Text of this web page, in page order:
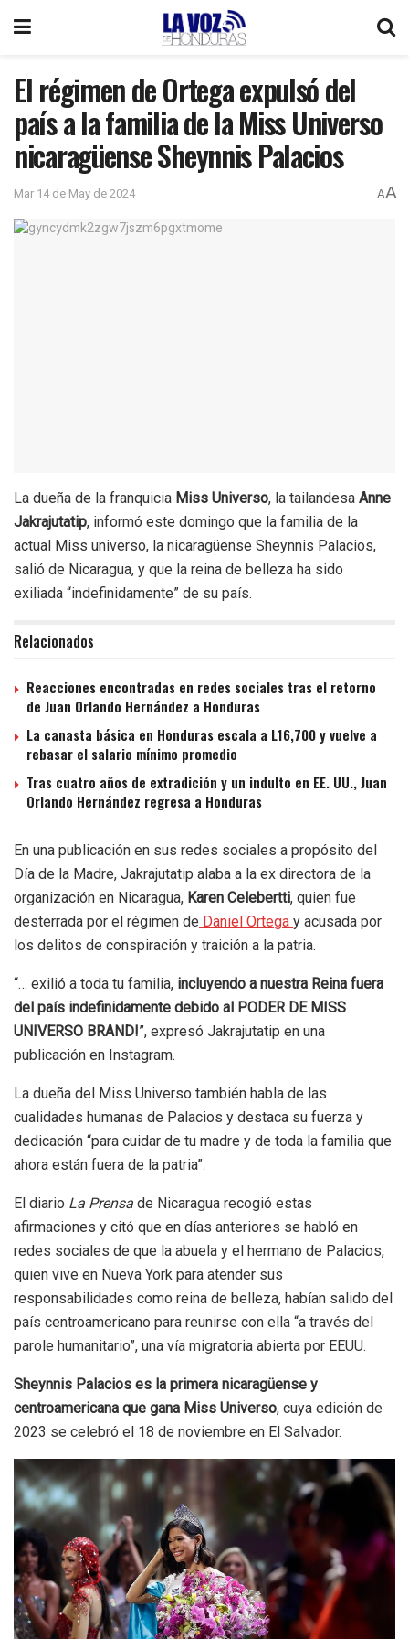
El régimen de Ortega expulsó del
país a la familia de la Miss Universo
nicaragüense Sheynnis Palacios
Mar 14 de May de 2024 AA
La dueña de la franquicia Miss Universo, la tailandesa Anne
Jakrajutatip, informó este domingo que la familia de la
actual Miss universo, la nicaragüense Sheynnis Palacios,
salió de Nicaragua, y que la reina de belleza ha sido
exiliada “indefinidamente” de su país.
Relacionados
Reacciones encontradas en redes sociales tras el retorno
de Juan Orlando Hernández a Honduras
La canasta básica en Honduras escala a L16,700 y vuelve a
rebasar el salario mínimo promedio
Tras cuatro años de extradición y un indulto en EE. UU., Juan
Orlando Hernández regresa a Honduras
En una publicación en sus redes sociales a propósito del
Día de la Madre, Jakrajutatip alaba a la ex directora de la
organización en Nicaragua, Karen Celebertti, quien fue
desterrada por el régimen de Daniel Ortega y acusada por
los delitos de conspiración y traición a la patria.
“… exilió a toda tu familia, incluyendo a nuestra Reina fuera
del país indefinidamente debido al PODER DE MISS
UNIVERSO BRAND!”, expresó Jakrajutatip en una
publicación en Instagram.
La dueña del Miss Universo también habla de las
cualidades humanas de Palacios y destaca su fuerza y
dedicación “para cuidar de tu madre y de toda la familia que
ahora están fuera de la patria”.
El diario La Prensa de Nicaragua recogió estas
afirmaciones y citó que en días anteriores se habló en
redes sociales de que la abuela y el hermano de Palacios,
quien vive en Nueva York para atender sus
responsabilidades como reina de belleza, habían salido del
país centroamericano para reunirse con ella “a través del
parole humanitario”, una vía migratoria abierta por EEUU.
Sheynnis Palacios es la primera nicaragüense y
centroamericana que gana Miss Universo, cuya edición de
2023 se celebró el 18 de noviembre en El Salvador.